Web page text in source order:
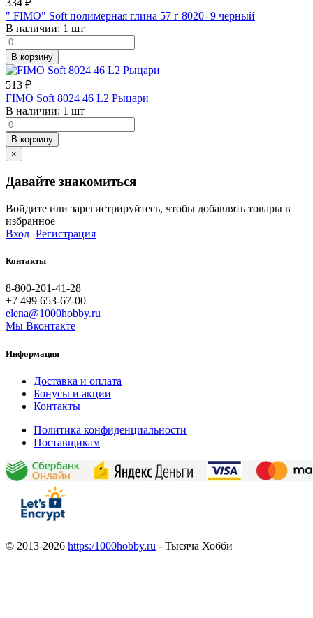
" FIMO" Soft полимерная глина 57 г 8020- 9 черный
В наличии: 1 шт
В корзину
513 ₽
FIMO Soft 8024 46 L2 Рыцари
В наличии: 1 шт
В корзину
×
Давайте знакомиться
Войдите или зарегистрируйтесь, чтобы добавлять товары в
избранное
Вход Регистрация
Контакты
8-800-201-41-28
+7 499 653-67-00
elena@1000hobby.ru
Мы Вконтакте
Информация
Доставка и оплата
Бонусы и акции
Контакты
Политика конфиденциальности
Поставщикам
© 2013-2026 https:/1000hobby.ru - Тысяча Хобби